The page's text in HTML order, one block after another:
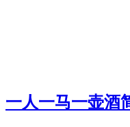
一人一马一壶酒